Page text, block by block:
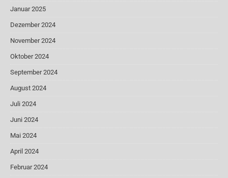
Januar 2025
Dezember 2024
November 2024
Oktober 2024
September 2024
August 2024
Juli 2024
Juni 2024
Mai 2024
April 2024
Februar 2024